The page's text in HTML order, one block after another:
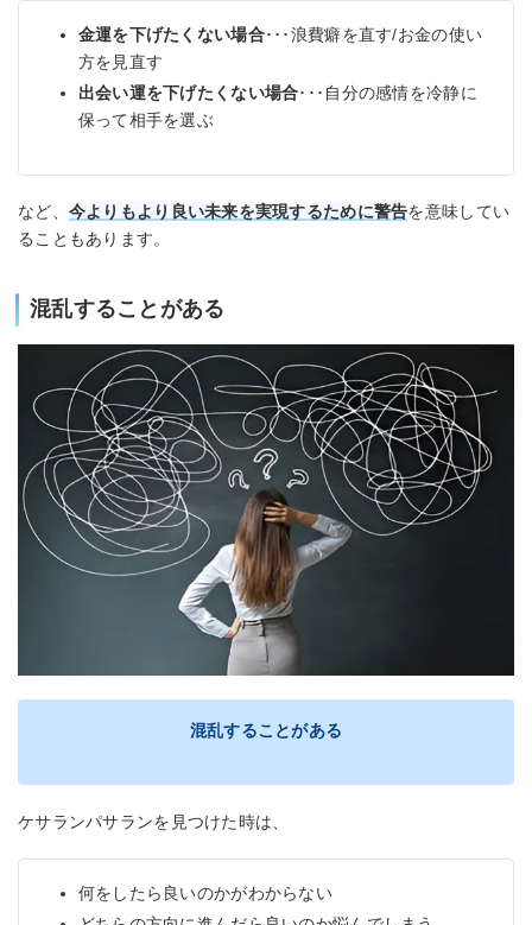
金運を下げたくない場合･･･浪費癖を直す/お金の使い
方を見直す
出会い運を下げたくない場合･･･自分の感情を冷静に
保って相手を選ぶ
など、 今よりもより良い未来を実現するために警告を意味してい
ることもあります。
混乱することがある
混乱することがある
ケサランパサランを見つけた時は、
何をしたら良いのかがわからない